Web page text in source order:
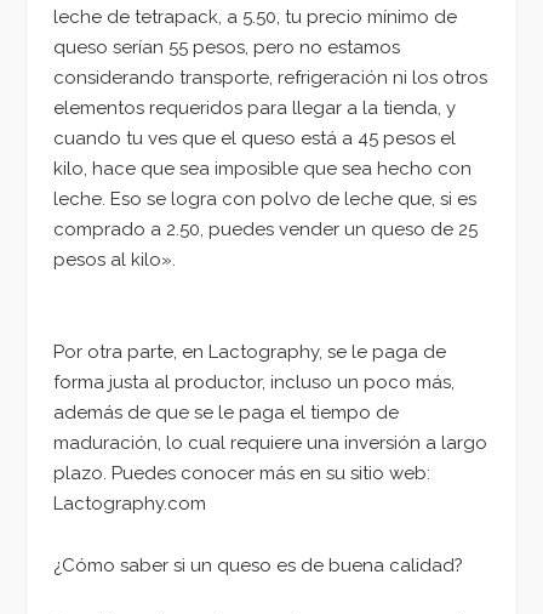
leche de tetrapack, a 5.50, tu precio mínimo de
queso serían 55 pesos, pero no estamos
considerando transporte, refrigeración ni los otros
elementos requeridos para llegar a la tienda, y
cuando tu ves que el queso está a 45 pesos el
kilo, hace que sea imposible que sea hecho con
leche. Eso se logra con polvo de leche que, si es
comprado a 2.50, puedes vender un queso de 25
pesos al kilo».
Por otra parte, en Lactography, se le paga de
forma justa al productor, incluso un poco más,
además de que se le paga el tiempo de
maduración, lo cual requiere una inversión a largo
plazo. Puedes conocer más en su sitio web:
Lactography.com
¿Cómo saber si un queso es de buena calidad?